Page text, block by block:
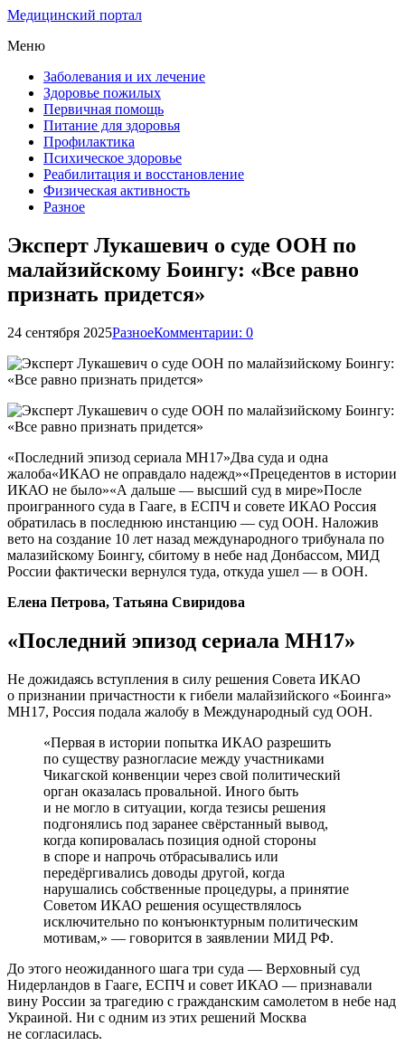
Медицинский портал
Меню
Заболевания и их лечение
Здоровье пожилых
Первичная помощь
Питание для здоровья
Профилактика
Психическое здоровье
Реабилитация и восстановление
Физическая активность
Разное
Эксперт Лукашевич о суде ООН по
малайзийскому Боингу: «Все равно
признать придется»
24 сентября 2025РазноеКомментарии: 0
«Последний эпизод сериала МН17»Два суда и одна
жалоба«ИКАО не оправдало надежд»«Прецедентов в истории
ИКАО не было»«А дальше — высший суд в мире»После
проигранного суда в Гааге, в ЕСПЧ и совете ИКАО Россия
обратилась в последнюю инстанцию — суд ООН. Наложив
вето на создание 10 лет назад международного трибунала по
малазийскому Боингу, сбитому в небе над Донбассом, МИД
России фактически вернулся туда, откуда ушел — в ООН.
Елена Петрова, Татьяна Свиридова
«Последний эпизод сериала МН17»
Не дожидаясь вступления в силу решения Совета ИКАО
о признании причастности к гибели малайзийского «Боинга»
МН17, Россия подала жалобу в Международный суд ООН.
«Первая в истории попытка ИКАО разрешить
по существу разногласие между участниками
Чикагской конвенции через свой политический
орган оказалась провальной. Иного быть
и не могло в ситуации, когда тезисы решения
подгонялись под заранее свёрстанный вывод,
когда копировалась позиция одной стороны
в споре и напрочь отбрасывались или
передёргивались доводы другой, когда
нарушались собственные процедуры, а принятие
Советом ИКАО решения осуществлялось
исключительно по конъюнктурным политическим
мотивам,» — говорится в заявлении МИД РФ.
До этого неожиданного шага три суда — Верховный суд
Нидерландов в Гааге, ЕСПЧ и совет ИКАО — признавали
вину России за трагедию с гражданским самолетом в небе над
Украиной. Ни с одним из этих решений Москва
не согласилась.